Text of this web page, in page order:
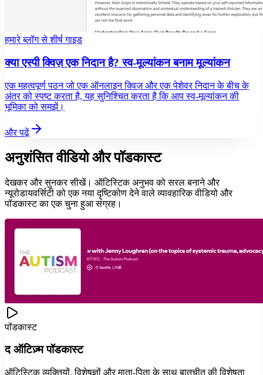
हमारे ब्लॉग से शीर्ष गाइड
क्या एस्पी क्विज़ एक निदान है? स्व-मूल्यांकन बनाम मूल्यांकन
एक महत्वपूर्ण पठन जो एक ऑनलाइन क्विज़ और एक पेशेवर निदान के बीच के
अंतर को स्पष्ट करता है, यह सुनिश्चित करता है कि आप स्व-मूल्यांकन की
भूमिका को समझें।
और पढ़ें
अनुशंसित वीडियो और पॉडकास्ट
देखकर और सुनकर सीखें। ऑटिस्टिक अनुभव को सरल बनाने और
न्यूरोडायवर्सिटी को एक नया दृष्टिकोण देने वाले व्यावहारिक वीडियो और
पॉडकास्ट का एक चुना हुआ संग्रह।
पॉडकास्ट
द ऑटिज़्म पॉडकास्ट
ऑटिस्टिक व्यक्तियों, विशेषज्ञों और माता-पिता के साथ बातचीत की विशेषता